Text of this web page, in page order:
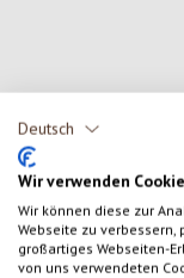
Deutsch
Wir verwenden
Wir können diese zur
Webseite zu
großartiges Webseiten-
von uns verwendeten
Valutazione media
Formula una
Condividi le tue